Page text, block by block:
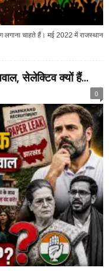
लगाना चाहते हैं। मई 2022 में राजस्थान
सेलेक्टिव क्यों हैं...
0